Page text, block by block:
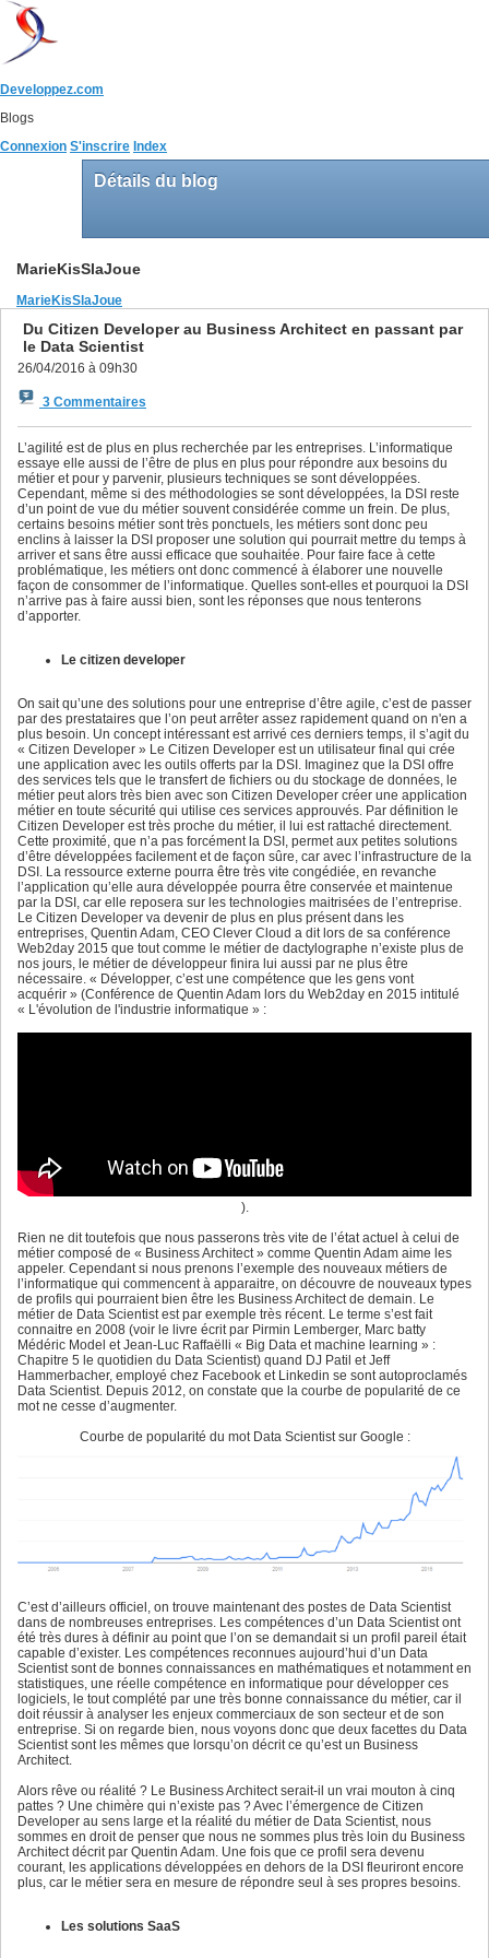
Developpez.com
Blogs
Connexion S'inscrire Index
Détails du blog
MarieKisSlaJoue
MarieKisSlaJoue
Du Citizen Developer au Business Architect en passant par
le Data Scientist
26/04/2016 à 09h30
3 Commentaires
L’agilité est de plus en plus recherchée par les entreprises. L’informatique
essaye elle aussi de l’être de plus en plus pour répondre aux besoins du
métier et pour y parvenir, plusieurs techniques se sont développées.
Cependant, même si des méthodologies se sont développées, la DSI reste
d’un point de vue du métier souvent considérée comme un frein. De plus,
certains besoins métier sont très ponctuels, les métiers sont donc peu
enclins à laisser la DSI proposer une solution qui pourrait mettre du temps à
arriver et sans être aussi efficace que souhaitée. Pour faire face à cette
problématique, les métiers ont donc commencé à élaborer une nouvelle
façon de consommer de l’informatique. Quelles sont-elles et pourquoi la DSI
n’arrive pas à faire aussi bien, sont les réponses que nous tenterons
d’apporter.
Le citizen developer
On sait qu’une des solutions pour une entreprise d’être agile, c’est de passer
par des prestataires que l’on peut arrêter assez rapidement quand on n'en a
plus besoin. Un concept intéressant est arrivé ces derniers temps, il s’agit du
« Citizen Developer » Le Citizen Developer est un utilisateur final qui crée
une application avec les outils offerts par la DSI. Imaginez que la DSI offre
des services tels que le transfert de fichiers ou du stockage de données, le
métier peut alors très bien avec son Citizen Developer créer une application
métier en toute sécurité qui utilise ces services approuvés. Par définition le
Citizen Developer est très proche du métier, il lui est rattaché directement.
Cette proximité, que n’a pas forcément la DSI, permet aux petites solutions
d’être développées facilement et de façon sûre, car avec l’infrastructure de la
DSI. La ressource externe pourra être très vite congédiée, en revanche
l’application qu’elle aura développée pourra être conservée et maintenue
par la DSI, car elle reposera sur les technologies maitrisées de l’entreprise.
Le Citizen Developer va devenir de plus en plus présent dans les
entreprises, Quentin Adam, CEO Clever Cloud a dit lors de sa conférence
Web2day 2015 que tout comme le métier de dactylographe n’existe plus de
nos jours, le métier de développeur finira lui aussi par ne plus être
nécessaire. « Développer, c’est une compétence que les gens vont
acquérir » (Conférence de Quentin Adam lors du Web2day en 2015 intitulé
« L'évolution de l'industrie informatique » :
).
Rien ne dit toutefois que nous passerons très vite de l’état actuel à celui de
métier composé de « Business Architect » comme Quentin Adam aime les
appeler. Cependant si nous prenons l’exemple des nouveaux métiers de
l’informatique qui commencent à apparaitre, on découvre de nouveaux types
de profils qui pourraient bien être les Business Architect de demain. Le
métier de Data Scientist est par exemple très récent. Le terme s’est fait
connaitre en 2008 (voir le livre écrit par Pirmin Lemberger, Marc batty
Médéric Model et Jean-Luc Raffaëlli « Big Data et machine learning » :
Chapitre 5 le quotidien du Data Scientist) quand DJ Patil et Jeff
Hammerbacher, employé chez Facebook et Linkedin se sont autoproclamés
Data Scientist. Depuis 2012, on constate que la courbe de popularité de ce
mot ne cesse d’augmenter.
Courbe de popularité du mot Data Scientist sur Google :
C’est d’ailleurs officiel, on trouve maintenant des postes de Data Scientist
dans de nombreuses entreprises. Les compétences d’un Data Scientist ont
été très dures à définir au point que l’on se demandait si un profil pareil était
capable d’exister. Les compétences reconnues aujourd’hui d’un Data
Scientist sont de bonnes connaissances en mathématiques et notamment en
statistiques, une réelle compétence en informatique pour développer ces
logiciels, le tout complété par une très bonne connaissance du métier, car il
doit réussir à analyser les enjeux commerciaux de son secteur et de son
entreprise. Si on regarde bien, nous voyons donc que deux facettes du Data
Scientist sont les mêmes que lorsqu’on décrit ce qu’est un Business
Architect.
Alors rêve ou réalité ? Le Business Architect serait-il un vrai mouton à cinq
pattes ? Une chimère qui n’existe pas ? Avec l’émergence de Citizen
Developer au sens large et la réalité du métier de Data Scientist, nous
sommes en droit de penser que nous ne sommes plus très loin du Business
Architect décrit par Quentin Adam. Une fois que ce profil sera devenu
courant, les applications développées en dehors de la DSI fleuriront encore
plus, car le métier sera en mesure de répondre seul à ses propres besoins.
Les solutions SaaS